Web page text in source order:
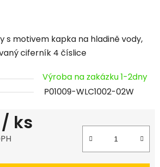
s motivem kapka na hladině vody,
ciferník 4 číslice
Výroba na zakázku 1-2dny
P01009-WLC1002-02W
/ ks